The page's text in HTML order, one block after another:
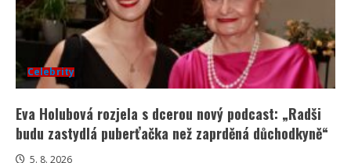
Celebrity
Eva Holubová rozjela s dcerou nový podcast: „Radši
budu zastydlá puberťačka než zaprděná důchodkyně“
5. 8. 2026